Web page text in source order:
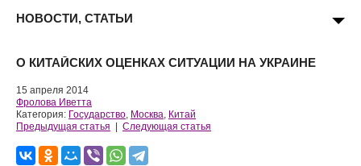
НОВОСТИ, СТАТЬИ
О КИТАЙСКИХ ОЦЕНКАХ СИТУАЦИИ НА УКРАИНЕ
15 апреля 2014
Фролова Иветта
Категория: Государство, Москва, Китай
Предыдущая статья
Следующая статья